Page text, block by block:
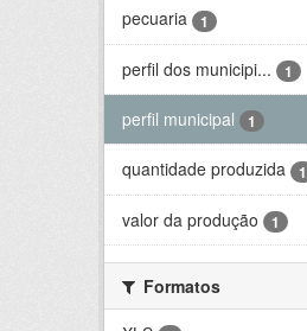
pecuaria 1
perfil dos municipi... 1
perfil municipal 1
quantidade produzida 1
valor da produção 1
Formatos